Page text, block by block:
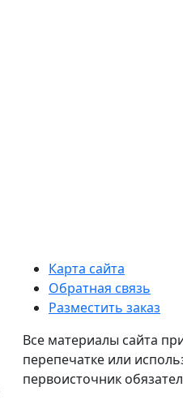
Карта сайта
Обратная связь
Разместить заказ
Все материалы сайта
перепечатке или
первоисточник